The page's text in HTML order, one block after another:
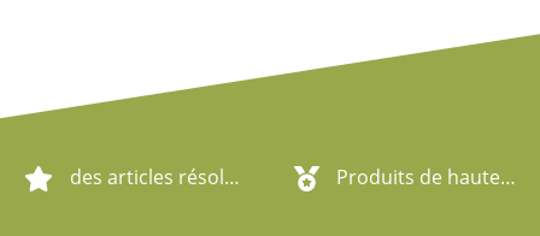
des articles résolument écologiques Produits de haute qualité